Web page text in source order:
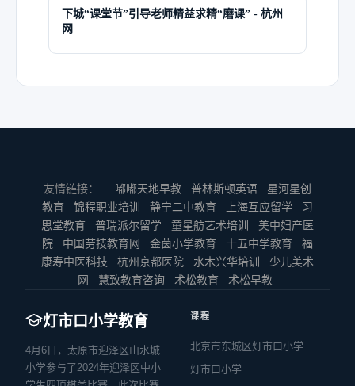
下城“课堂节”引导老师精益求精“磨课” - 杭州
网
友情链接： 嘟嘟天地早教 普林斯顿英语
星河星创
教育
锦程职业培训 静宁二中教育 上海互应留学
习
思堂教育
普瑞派尔留学 童星舫艺术培训
美中妇产医
院
中国劳技教育网 金茵小学教育 十五中学教育
福
康寿中医科技
杭州京都医院 水木兴华培训
少儿美术
网
慧致教育咨询 术松教育 术松早教
灯市口小学教育
4月6日，太原市迎泽区山水城
小学参与了2024年迎泽区中小
课程
北京市东城区灯市口小学
灯市口小学